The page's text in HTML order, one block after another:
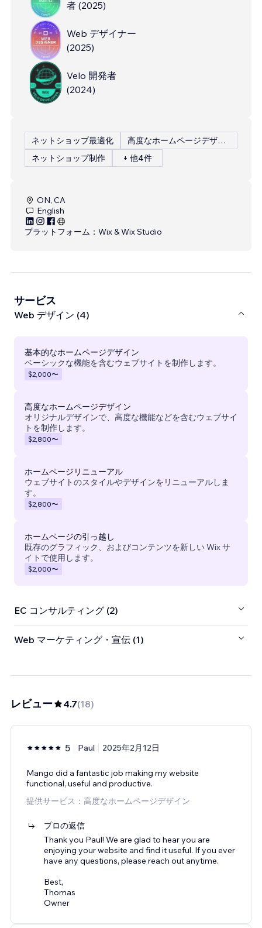
者 (2025)
Web デザイナー
(2025)
Velo 開発者
(2024)
ネットショップ最適化
高度なホームページデザイン
ネットショップ制作
+ 他4件
ON, CA
English
プラットフォーム： Wix & Wix Studio
サービス
Web デザイン (4)
基本的なホームページデザイン
ベーシックな機能を含むウェブサイトを制作します。
$2,000〜
高度なホームページデザイン
オリジナルデザインで、高度な機能などを含むウェブサイ
トを制作します。
$2,800〜
ホームページリニューアル
ウェブサイトのスタイルやデザインをリニューアルしま
す。
$2,800〜
ホームページの引っ越し
既存のグラフィック、およびコンテンツを新しい Wix サ
イトで使用します。
$2,000〜
EC コンサルティング (2)
Web マーケティング・宣伝 (1)
レビュー 4.7(18)
5 Paul 2025年2月12日
Mango did a fantastic job making my website
functional, useful and productive.
提供サービス：高度なホームページデザイン
プロの返信
Thank you Paul! We are glad to hear you are
enjoying your website and find it useful. If you ever
have any questions, please reach out anytime.
Best,
Thomas
Owner